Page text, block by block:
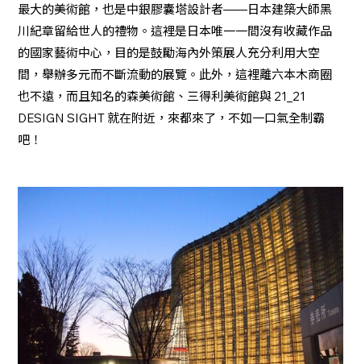
最大的美術館，也是中銀膠囊塔設計者——日本建築大師黑
川紀章留給世人的禮物。這裡是日本唯一一間沒有收藏作品
的國家藝術中心，目的是鼓勵海內外策展人充分利用大空
間，舉辦多元而不斷流動的展覽。此外，這裡離六本木商圈
也不遠，而且知名的森美術館、三得利美術館與 21_21
DESIGN SIGHT 就在附近，來都來了，不如一口氣全制霸
吧！